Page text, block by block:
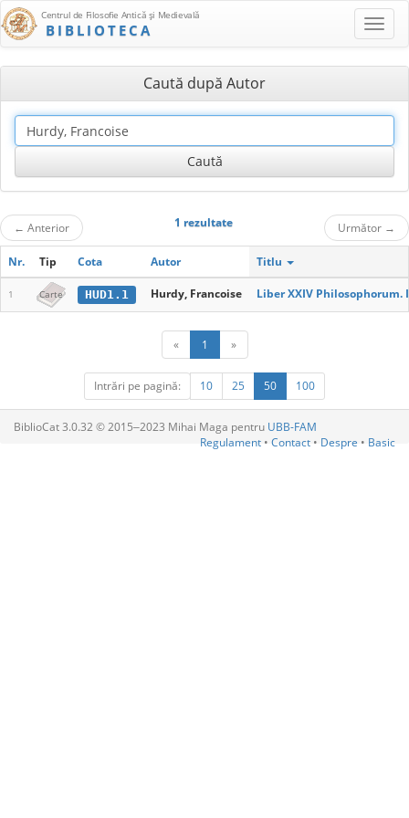
Centrul de Filosofie Antică şi Medievală
BIBLIOTECA
Caută după Autor
← Anterior 1 rezultate Următor →
Nr. Tip Cota Autor Titlu
1 Carte HUD1.1 Hurdy, Francoise Liber XXIV
« 1 »
Intrări pe pagină: 10 25 50 100
BiblioCat 3.0.32 © 2015‒2023 Mihai Maga pentru UBB-FAM
Regulament • Contact • Despre • Basic